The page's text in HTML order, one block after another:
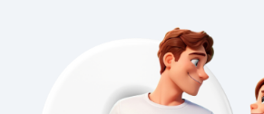
Дипломированный специалист,
стаж 17 лет. МКПП.